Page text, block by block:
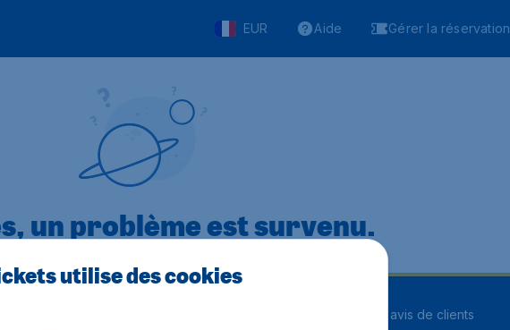
EUR Aide Gérer la réservation
un problème est survenu.
avis de clients
utilise des cookies